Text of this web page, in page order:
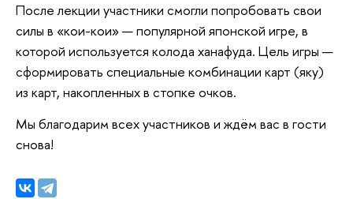
После лекции участники смогли попробовать свои
силы в «кои-кои» — популярной японской игре, в
которой используется колода ханафуда. Цель игры —
сформировать специальные комбинации карт (яку)
из карт, накопленных в стопке очков.
Мы благодарим всех участников и ждём вас в гости
снова!